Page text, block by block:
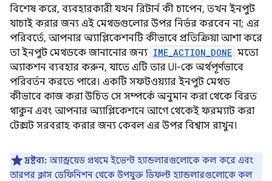
বিশেষ করে, ব্যবহারকারী যখন রিটার্ন কী চাপেন, তখন ইনপুট
যাচাই করার জন্য এই মেথডগুলোর উপর নির্ভর করবেন না; এর
পরিবর্তে, আপনার অ্যাপ্লিকেশনটি কীভাবে প্রতিক্রিয়া আশা করে
তা ইনপুট মেথডকে জানানোর জন্য IME_ACTION_DONE মতো
অ্যাকশন ব্যবহার করুন, যাতে এটি তার UI-কে অর্থপূর্ণভাবে
পরিবর্তন করতে পারে। একটি সফটওয়্যার ইনপুট মেথড
কীভাবে কাজ করা উচিত সে সম্পর্কে অনুমান করা থেকে বিরত
থাকুন এবং আপনার অ্যাপ্লিকেশনে আগে থেকেই ফরম্যাট করা
টেক্সট সরবরাহ করার জন্য কেবল এর উপর বিশ্বাস রাখুন।
দ্রষ্টব্য: অ্যান্ড্রয়েড প্রথমে ইভেন্ট হ্যান্ডলারগুলোকে কল করে এবং
তারপর ক্লাস ডেফিনিশন থেকে উপযুক্ত ডিফল্ট হ্যান্ডলারগুলোকে কল